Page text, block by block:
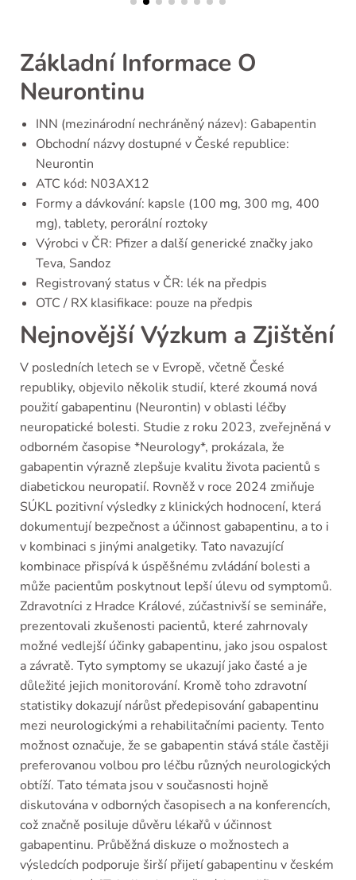
Základní Informace O
Neurontinu
INN (mezinárodní nechráněný název): Gabapentin
Obchodní názvy dostupné v České republice:
Neurontin
ATC kód: N03AX12
Formy a dávkování: kapsle (100 mg, 300 mg, 400
mg), tablety, perorální roztoky
Výrobci v ČR: Pfizer a další generické značky jako
Teva, Sandoz
Registrovaný status v ČR: lék na předpis
OTC / RX klasifikace: pouze na předpis
Nejnovější Výzkum a Zjištění
V posledních letech se v Evropě, včetně České
republiky, objevilo několik studií, které zkoumá nová
použití gabapentinu (Neurontin) v oblasti léčby
neuropatické bolesti. Studie z roku 2023, zveřejněná v
odborném časopise *Neurology*, prokázala, že
gabapentin výrazně zlepšuje kvalitu života pacientů s
diabetickou neuropatií. Rovněž v roce 2024 zmiňuje
SÚKL pozitivní výsledky z klinických hodnocení, která
dokumentují bezpečnost a účinnost gabapentinu, a to i
v kombinaci s jinými analgetiky. Tato navazující
kombinace přispívá k úspěšnému zvládání bolesti a
může pacientům poskytnout lepší úlevu od symptomů.
Zdravotníci z Hradce Králové, zúčastnivší se semináře,
prezentovali zkušenosti pacientů, které zahrnovaly
možné vedlejší účinky gabapentinu, jako jsou ospalost
a závratě. Tyto symptomy se ukazují jako časté a je
důležité jejich monitorování. Kromě toho zdravotní
statistiky dokazují nárůst předepisování gabapentinu
mezi neurologickými a rehabilitačními pacienty. Tento
možnost označuje, že se gabapentin stává stále častěji
preferovanou volbou pro léčbu různých neurologických
obtíží. Tato témata jsou v současnosti hojně
diskutována v odborných časopisech a na konferencích,
což značně posiluje důvěru lékařů v účinnost
gabapentinu. Průběžná diskuze o možnostech a
výsledcích podporuje širší přijetí gabapentinu v českém